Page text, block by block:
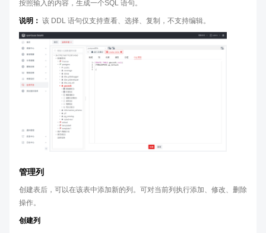
按照输入的内容，生成一个SQL 语句。
说明： 该 DDL 语句仅支持查看、选择、复制，不支持编辑。
管理列
创建表后，可以在该表中添加新的列。可对当前列执行添加、修改、删除
操作。
创建列